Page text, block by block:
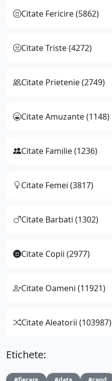
Citate Fericire (5862)
Citate Triste (4272)
Citate Prietenie (2749)
Citate Amuzante (1148)
Citate Familie (1236)
Citate Femei (3817)
Citate Barbati (1302)
Citate Copii (2977)
Citate Oameni (11921)
Citate Aleatorii (103987)
Etichete: